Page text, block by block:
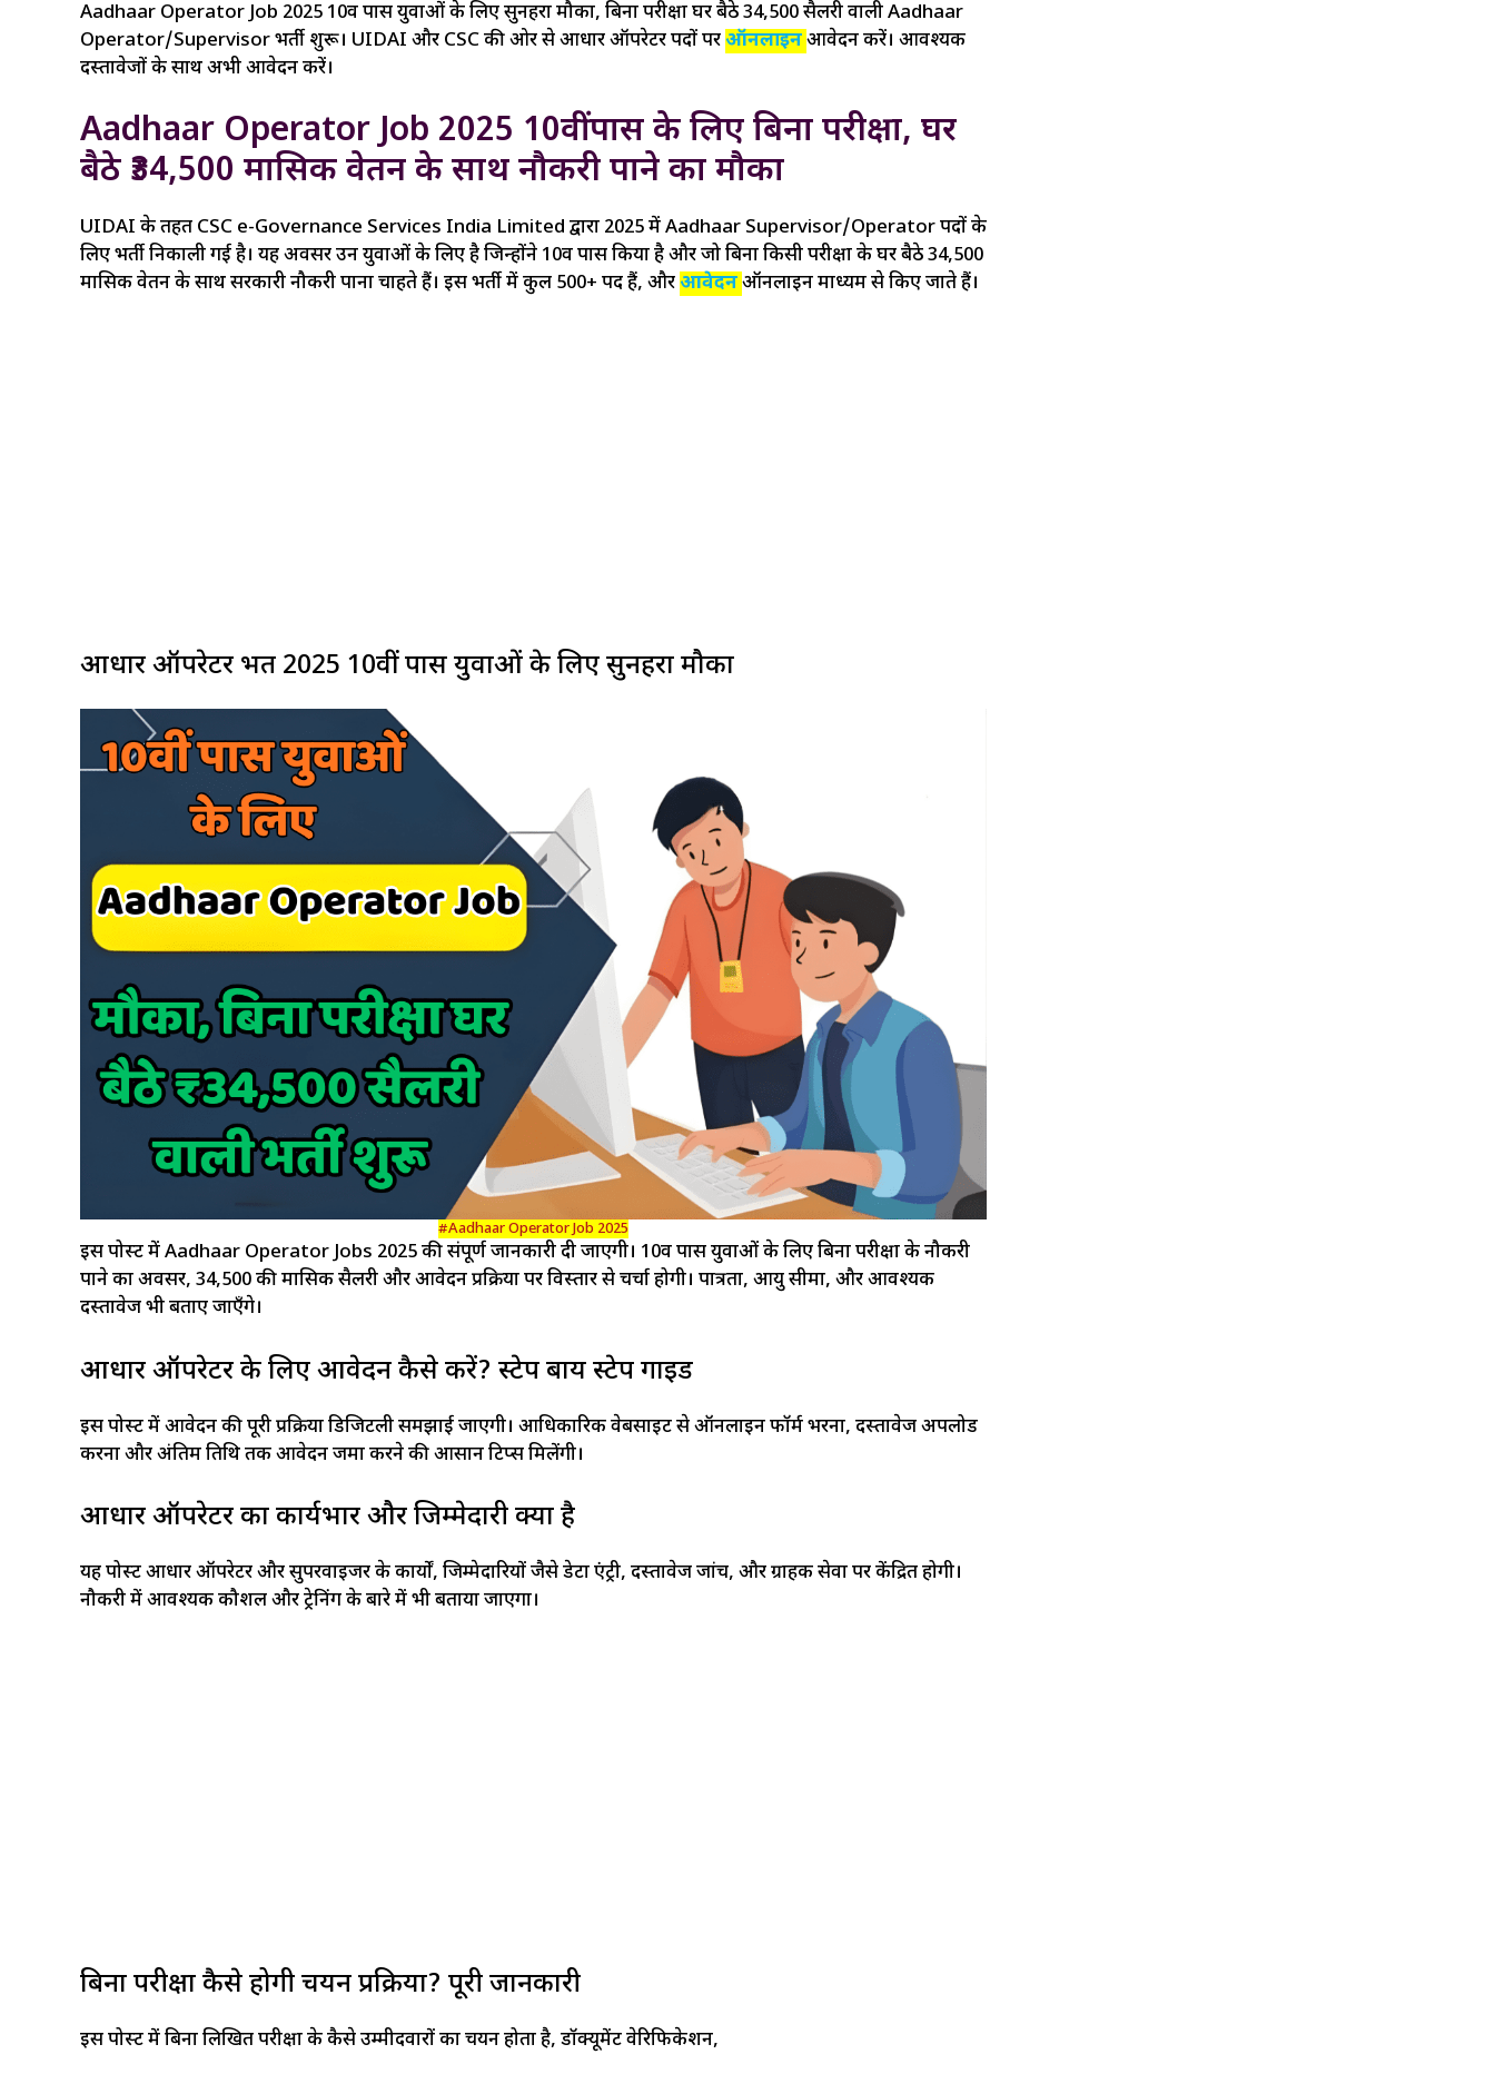
Aadhaar Operator Job 2025 10वीं पास युवाओं के लिए सुनहरा मौका, बिना परीक्षा घर बैठे ₹34,500 सैलरी वाली Aadhaar
Operator/Supervisor भर्ती शुरू। UIDAI और CSC की ओर से आधार ऑपरेटर पदों परऑनलाइनआवेदन करें। आवश्यक
दस्तावेजों के साथ अभी आवेदन करें।
Aadhaar Operator Job 2025 10वीं पास के लिए बिना परीक्षा, घर
बैठे ₹34,500 मासिक वेतन के साथ नौकरी पाने का मौका
UIDAI के तहत CSC e-Governance Services India Limited द्वारा 2025 में Aadhaar Supervisor/Operator पदों के
लिए भर्ती निकाली गई है। यह अवसर उन युवाओं के लिए है जिन्होंने 10वीं पास किया है और जो बिना किसी परीक्षा के घर बैठे ₹34,500
मासिक वेतन के साथ सरकारी नौकरी पाना चाहते हैं। इस भर्ती में कुल 500+ पद हैं, औरआवेदनऑनलाइन माध्यम से किए जाते हैं।
आधार ऑपरेटर भर्ती 2025 10वीं पास युवाओं के लिए सुनहरा मौका
#Aadhaar Operator Job 2025
इस पोस्ट में Aadhaar Operator Jobs 2025 की संपूर्ण जानकारी दी जाएगी। 10वीं पास युवाओं के लिए बिना परीक्षा के नौकरी
पाने का अवसर, ₹34,500 की मासिक सैलरी और आवेदन प्रक्रिया पर विस्तार से चर्चा होगी। पात्रता, आयु सीमा, और आवश्यक
दस्तावेज भी बताए जाएँगे।
आधार ऑपरेटर के लिए आवेदन कैसे करें? स्टेप बाय स्टेप गाइड
इस पोस्ट में आवेदन की पूरी प्रक्रिया डिजिटली समझाई जाएगी। आधिकारिक वेबसाइट से ऑनलाइन फॉर्म भरना, दस्तावेज अपलोड
करना और अंतिम तिथि तक आवेदन जमा करने की आसान टिप्स मिलेंगी।
आधार ऑपरेटर का कार्यभार और जिम्मेदारी क्या है
यह पोस्ट आधार ऑपरेटर और सुपरवाइजर के कार्यों, जिम्मेदारियों जैसे डेटा एंट्री, दस्तावेज जांच, और ग्राहक सेवा पर केंद्रित होगी।
नौकरी में आवश्यक कौशल और ट्रेनिंग के बारे में भी बताया जाएगा।
बिना परीक्षा कैसे होगी चयन प्रक्रिया? पूरी जानकारी
इस पोस्ट में बिना लिखित परीक्षा के कैसे उम्मीदवारों का चयन होता है, डॉक्यूमेंट वेरिफिकेशन,